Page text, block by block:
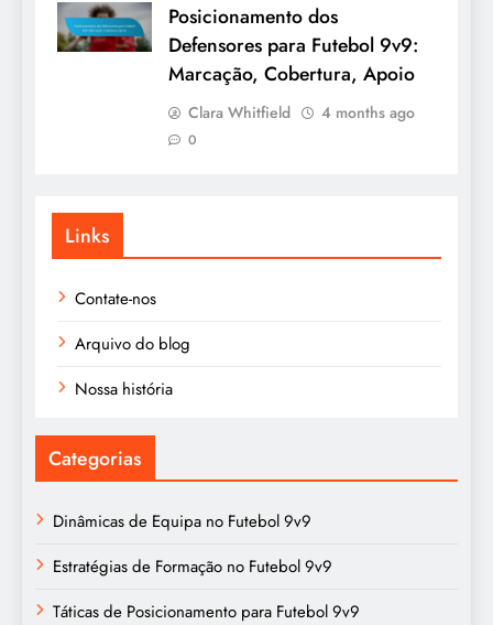
Posicionamento dos
Defensores para Futebol 9v9:
Marcação, Cobertura, Apoio
Clara Whitfield 4 months ago
0
Links
Contate-nos
Arquivo do blog
Nossa história
Categorias
Dinâmicas de Equipa no Futebol 9v9
Estratégias de Formação no Futebol 9v9
Táticas de Posicionamento para Futebol 9v9